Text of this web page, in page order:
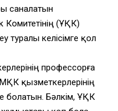
саналатын
Комитетінің (ҰҚК)
туралы келісімге қол
профессорға
МҚК қызметкерлерінің
болатын. Бәлкім, ҰҚК